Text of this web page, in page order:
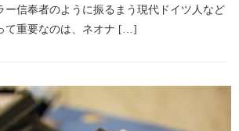
ー信奉者のように振るまう現代ドイツ人など
て重要なのは、ネオナ […]